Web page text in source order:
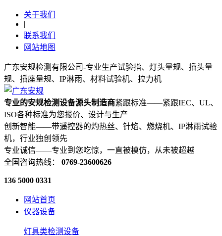
关于我们
|
联系我们
网站地图
广东安规检测有限公司-专业生产试验指、灯头量规、插头量
规、插座量规、IP淋雨、材料试验机、拉力机
专业的安规检测设备源头制造商紧跟标准——紧跟IEC、UL、
ISO各种标准为您报价、设计与生产
创新智能——带遥控器的灼热丝、针焰、燃烧机、IP淋雨试验
机，行业独创领先
专业诚信——专业到您吃惊，一直被模仿，从未被超越
全国咨询热线： 0769-23600626
136 5000 0331
网站首页
仪器设备
灯具类检测设备